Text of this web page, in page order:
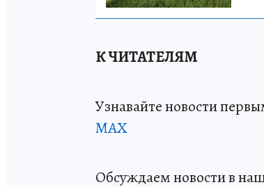
К ЧИТАТЕЛЯМ
Узнавайте новости
МАХ
Обсуждаем новости в